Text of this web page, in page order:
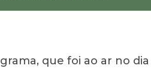
que foi ao ar no